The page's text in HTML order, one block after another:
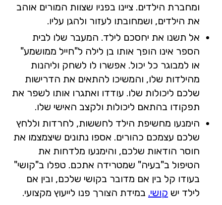
ומחברת הילדים. ציינו בפניו שצוות המורים אוהב
את הילדים, ושמחובתו לעזור ולהגן עליו.
אל תשנו את יחסכם לילד. המעבר שלו לבית
הספר אינו הופך אותו בן לילה ל"חייל ממושמע"
או למבוגר כל יכול. אפשרו לו לשחק וליהנות
מהילדות שלו, והמשיכו להתאים את הדרישות
שלכם ליכולות שלו. עודדו ואתגרו אותו לשפר את
תפקודו בהתאם ליכולות ולקצב האישי שלו.
הימנעו מחשיפת הילד לחששות, לחרדות וללחץ
שלכם עצמכם כהורים. אספו נתונים שיצמצמו את
חוסר הודאות שלכם, והימנעו מלדחות את
הטיפול ב"בעיה" שמטרידה אתכם. טפלו ב"קושי"
בעודו קל בין אם מדובר בקושי שלכם, ובין אם
לילד יש קושי. במידת הצורך פנו לייעוץ מקצועי.